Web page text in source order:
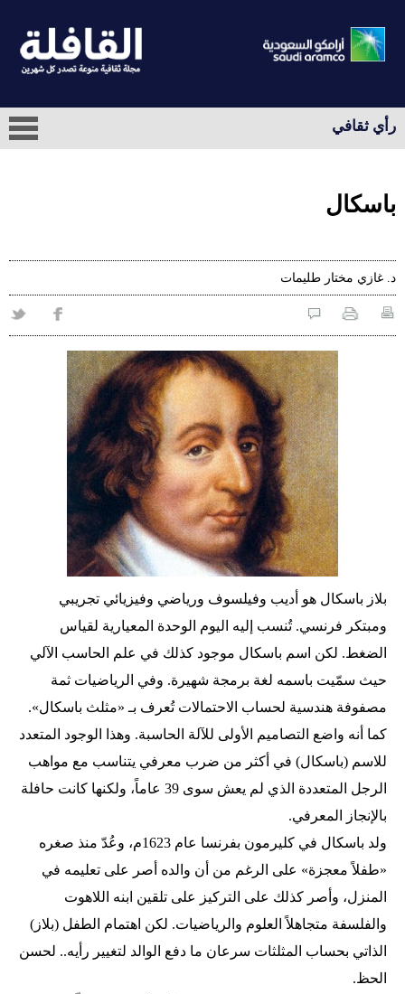
رأي ثقافي
باسكال
د. غازي مختار طليمات
بلاز باسكال هو أديب وفيلسوف ورياضي وفيزيائي تجريبي
ومبتكر فرنسي. تُنسب إليه اليوم الوحدة المعيارية لقياس
الضغط. لكن اسم باسكال موجود كذلك في علم الحاسب الآلي
حيث سمّيت باسمه لغة برمجة شهيرة. وفي الرياضيات ثمة
مصفوفة هندسية لحساب الاحتمالات تُعرف بـ «مثلث باسكال».
كما أنه واضع التصاميم الأولى للآلة الحاسبة. وهذا الوجود المتعدد
للاسم (باسكال) في أكثر من ضرب معرفي يتناسب مع مواهب
الرجل المتعددة الذي لم يعش سوى 39 عاماً، ولكنها كانت حافلة
بالإنجاز المعرفي.
ولد باسكال في كليرمون بفرنسا عام 1623م، وعُدّ منذ صغره
«طفلاً معجزة» على الرغم من أن والده أصر على تعليمه في
المنزل، وأصر كذلك على التركيز على تلقين ابنه اللاهوت
والفلسفة متجاهلاً العلوم والرياضيات. لكن اهتمام الطفل (بلاز)
الذاتي بحساب المثلثات سرعان ما دفع الوالد لتغيير رأيه.. لحسن
الحظ.